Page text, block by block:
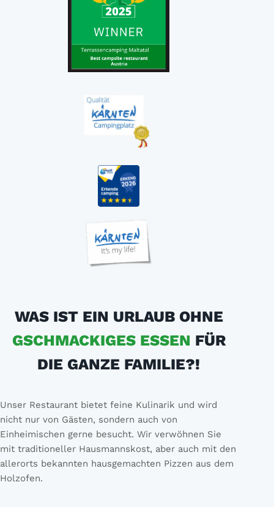
WAS IST EIN URLAUB OHNE
GSCHMACKIGES ESSEN FÜR
DIE GANZE FAMILIE?!
Unser Restaurant bietet feine Kulinarik und wird
nicht nur von Gästen, sondern auch von
Einheimischen gerne besucht. Wir verwöhnen Sie
mit traditioneller Hausmannskost, aber auch mit den
allerorts bekannten hausgemachten Pizzen aus dem
Holzofen.